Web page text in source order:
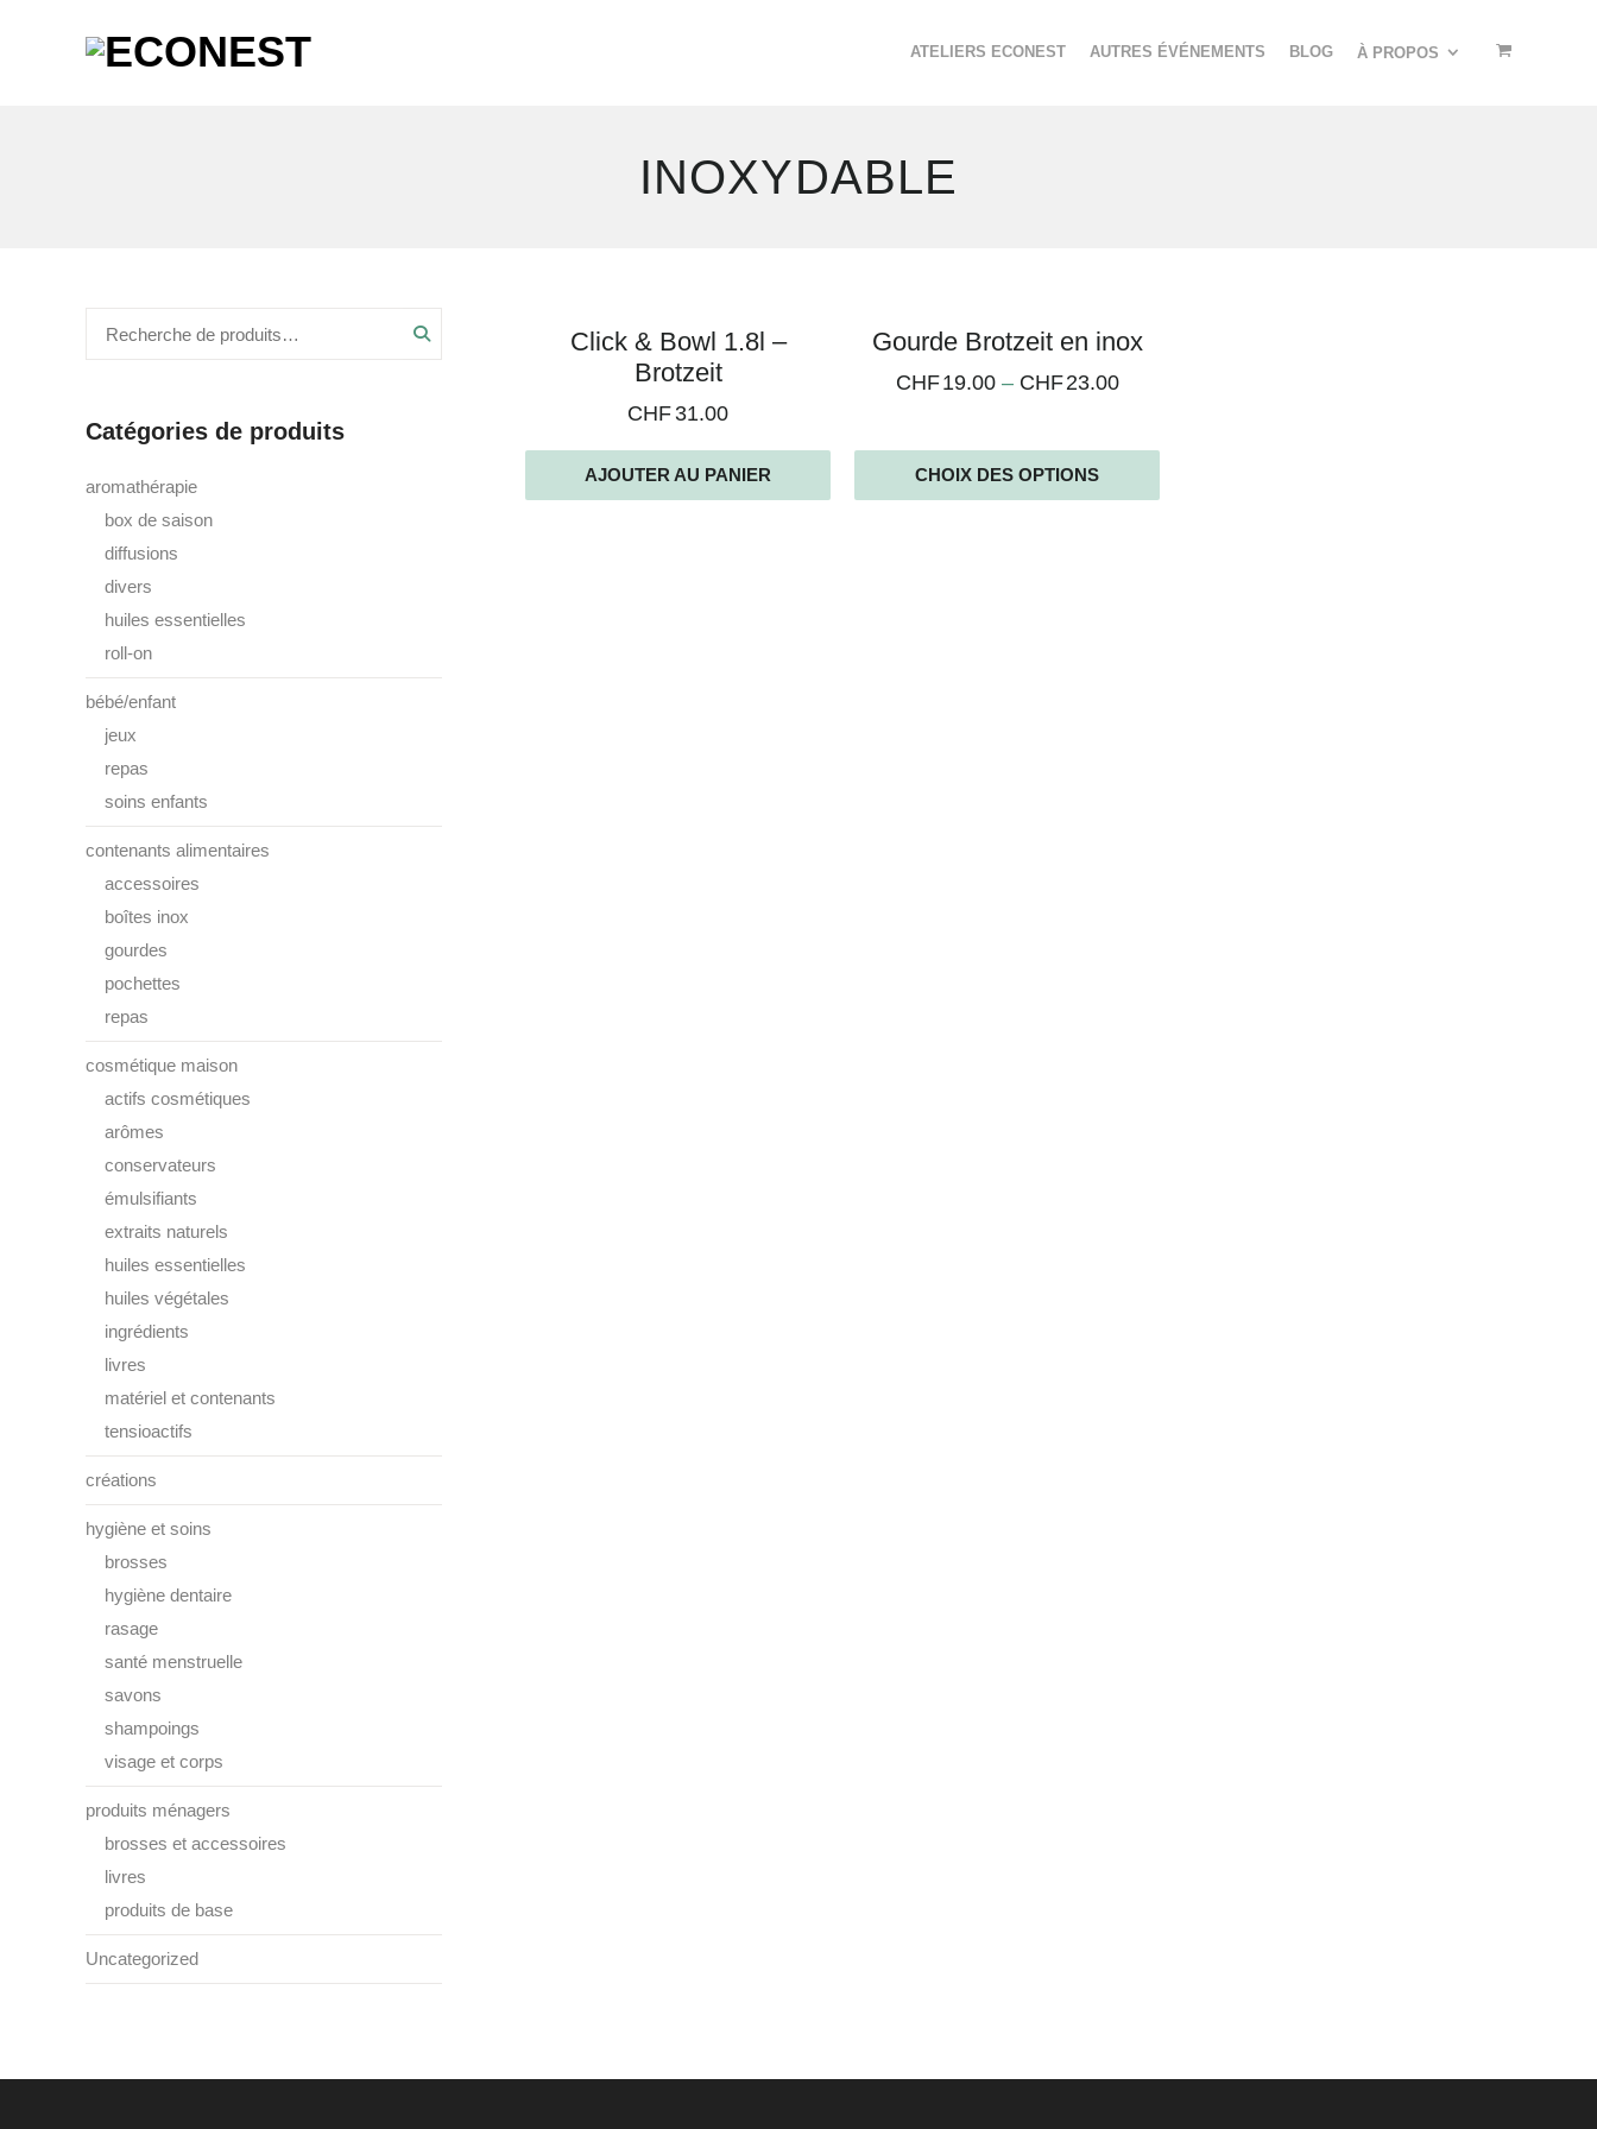
ATELIERS ECONEST AUTRES ÉVÉNEMENTS BLOG À PROPOS
INOXYDABLE
Click & Bowl 1.8l –
Brotzeit
CHF 31.00
AJOUTER AU PANIER
Gourde Brotzeit en inox
CHF19.00– CHF23.00
CHOIX DES OPTIONS
Catégories de produits
aromathérapie
box de saison
diffusions
divers
huiles essentielles
roll-on
bébé/enfant
jeux
repas
soins enfants
contenants alimentaires
accessoires
boîtes inox
gourdes
pochettes
repas
cosmétique maison
actifs cosmétiques
arômes
conservateurs
émulsifiants
extraits naturels
huiles essentielles
huiles végétales
ingrédients
livres
matériel et contenants
tensioactifs
créations
hygiène et soins
brosses
hygiène dentaire
rasage
santé menstruelle
savons
shampoings
visage et corps
produits ménagers
brosses et accessoires
livres
produits de base
Uncategorized